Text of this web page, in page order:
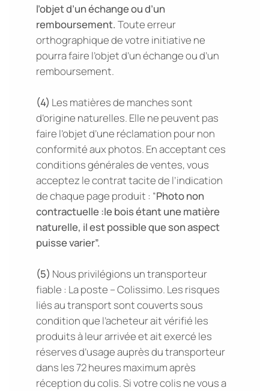
l’objet d’un échange ou d’un
remboursement. Toute erreur
orthographique de votre initiative ne
pourra faire l’objet d’un échange ou d’un
remboursement.
(4) Les matières de manches sont
d’origine naturelles. Elle ne peuvent pas
faire l’objet d’une réclamation pour non
conformité aux photos. En acceptant ces
conditions générales de ventes, vous
acceptez le contrat tacite de l’indication
de chaque page produit : “Photo non
contractuelle :le bois étant une matière
naturelle, il est possible que son aspect
puisse varier”.
(5) Nous privilégions un transporteur
fiable : La poste – Colissimo. Les risques
liés au transport sont couverts sous
condition que l’acheteur ait vérifié les
produits à leur arrivée et ait exercé les
réserves d’usage auprès du transporteur
dans les 72 heures maximum après
réception du colis. Si votre colis ne vous a